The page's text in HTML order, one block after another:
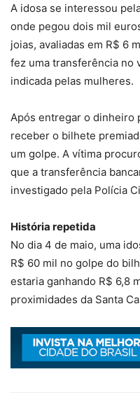
A idosa se interessou
onde pegou dois mil
joias, avaliadas em R$ 6
fez uma transferência no
indicada pelas mulheres.
Após entregar o dinheiro
receber o bilhete
um golpe. A vítima
que a transferência
investigado pela Polícia
História repetida
No dia 4 de maio, uma
R$ 60 mil no golpe do
estaria ganhando R$ 6,8
proximidades da Santa